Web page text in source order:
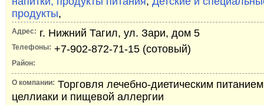
продукты,
Адрес: г. Нижний Тагил, ул. Зари, дом 5
Телефоны: +7-902-872-71-15 (сотовый)
Район:
О компании: Торговля лечебно-диетическим
целлиаки и пищевой аллергии